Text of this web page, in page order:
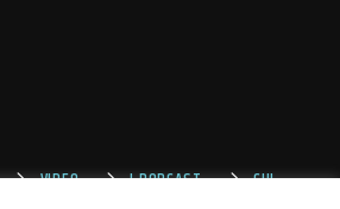
VIDEO I PODCAST
CHI